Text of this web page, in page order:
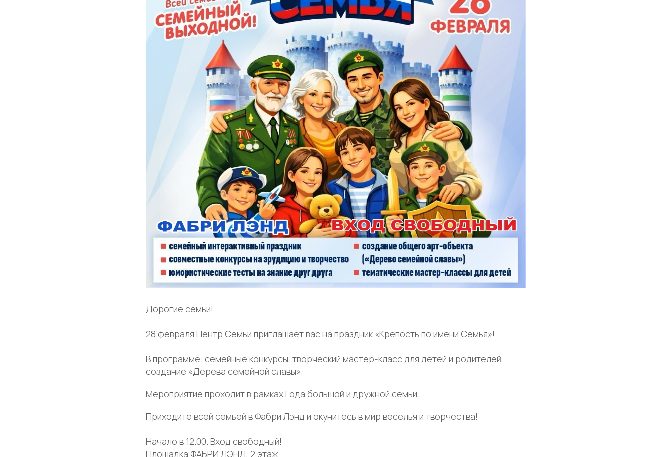
Дорогие семьи!
28 февраля Центр Семьи приглашает вас на праздник «Крепость по имени Семья»!
В программе: семейные конкурсы, творческий мастер-класс для детей и родителей,
создание «Дерева семейной славы».
Мероприятие проходит в рамках Года большой и дружной семьи.
Приходите всей семьей в Фабри Лэнд и окунитесь в мир веселья и творчества!
Начало в 12.00. Вход свободный!
Площадка ФАБРИ ЛЭНД, 2 этаж.